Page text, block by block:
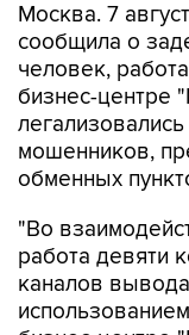
Москва. 7
сообщила о
человек,
бизнес-центре
мошенников,
обменных
"Во
работа девяти
каналов